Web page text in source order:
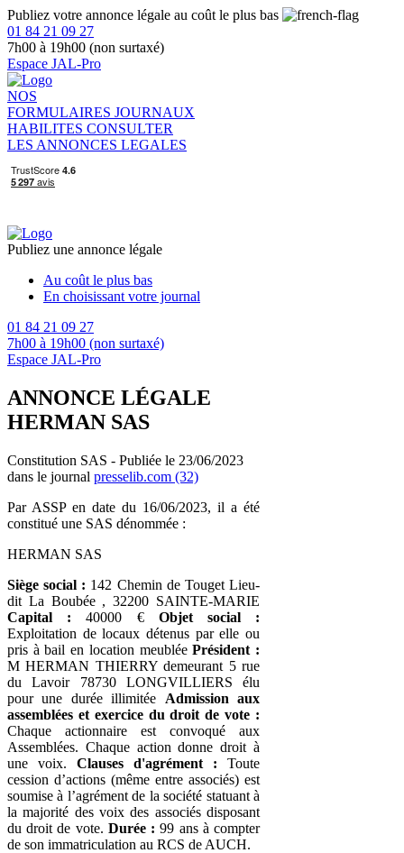
Publiez votre annonce légale au coût le plus bas
01 84 21 09 27
7h00 à 19h00 (non surtaxé)
Espace JAL-Pro
NOS
FORMULAIRES JOURNAUX
HABILITES CONSULTER
LES ANNONCES LEGALES
Publiez une annonce légale
Au coût le plus bas
En choisissant votre journal
01 84 21 09 27
7h00 à 19h00 (non surtaxé)
Espace JAL-Pro
ANNONCE LÉGALE
HERMAN SAS
Constitution SAS - Publiée le 23/06/2023
dans le journal presselib.com (32)
Par ASSP en date du 16/06/2023, il a été
constitué une SAS dénommée :
HERMAN SAS
Siège social : 142 Chemin de Touget Lieu-
dit La Boubée , 32200 SAINTE-MARIE
Capital : 40000 € Objet social :
Exploitation de locaux détenus par elle ou
pris à bail en location meubléePrésident :
M HERMAN THIERRY demeurant 5 rue
du Lavoir 78730 LONGVILLIERS élu
pour une durée illimitée Admission aux
assemblées et exercice du droit de vote :
Chaque actionnaire est convoqué aux
Assemblées. Chaque action donne droit à
une voix. Clauses d'agrément : Toute
cession d’actions (même entre associés) est
soumise à l’agrément de la société statuant à
la majorité des voix des associés disposant
du droit de vote. Durée : 99 ans à compter
de son immatriculation au RCS de AUCH.